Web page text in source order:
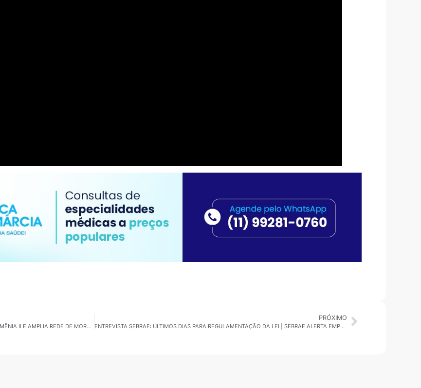
SÃO PAULO – PREFEITURA ENTREGA VILA REENCONTRO ARMÊNIA II E AMPLIA REDE DE MORADIA TRANSITÓRIA
PRÓXIMO
ENTREVISTA SEBRAE: ÚLTIMOS DIAS PARA REGULAMENTAÇÃO DA LEI | SEBRAE ALERTA EMPREENDEDORES